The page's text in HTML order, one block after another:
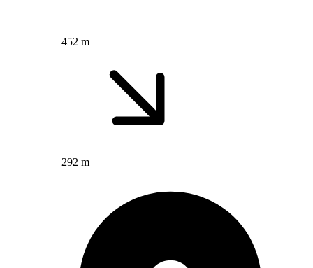
452 m
292 m